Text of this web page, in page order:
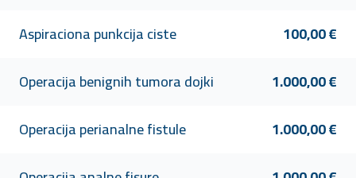
Aspiraciona punkcija ciste
100,00 €
Operacija benignih tumora dojki
1.000,00 €
Operacija perianalne fistule
1.000,00 €